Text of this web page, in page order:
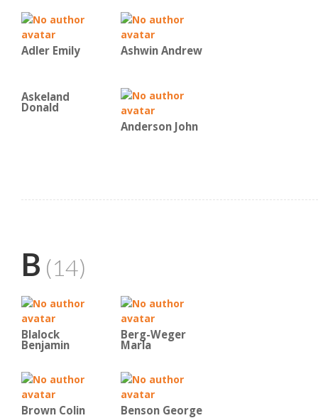
Adler Emily Ashwin Andrew
Askeland
Donald
Anderson John
B (14)
Blalock
Benjamin
Berg-Weger
Marla
Brown Colin Benson George